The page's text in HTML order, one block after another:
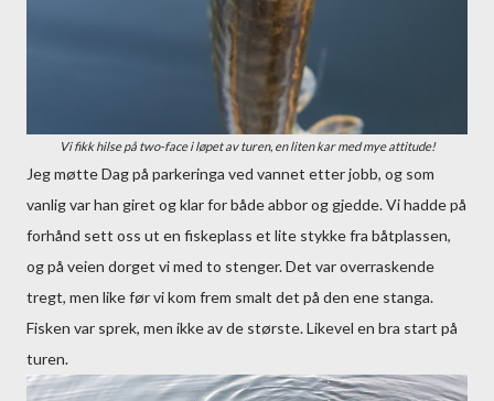
Vi fikk hilse på two-face i løpet av turen, en liten kar med mye attitude!
Jeg møtte Dag på parkeringa ved vannet etter jobb, og som
vanlig var han giret og klar for både abbor og gjedde. Vi hadde på
forhånd sett oss ut en fiskeplass et lite stykke fra båtplassen,
og på veien dorget vi med to stenger. Det var overraskende
tregt, men like før vi kom frem smalt det på den ene stanga.
Fisken var sprek, men ikke av de største. Likevel en bra start på
turen.